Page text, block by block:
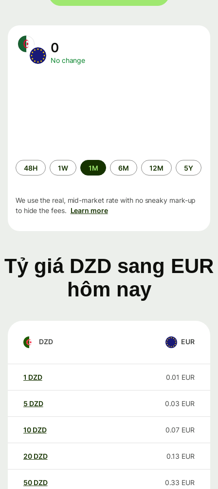
0
No change
Time
period
48H 1W 1M 6M 12M 5Y
We use the real, mid-market rate with no sneaky mark-up
to hide the fees. Learn more
Tỷ giá DZD sang EUR
hôm nay
DZD EUR
1 DZD 0.01 EUR
5 DZD 0.03 EUR
10 DZD 0.07 EUR
20 DZD 0.13 EUR
50 DZD 0.33 EUR